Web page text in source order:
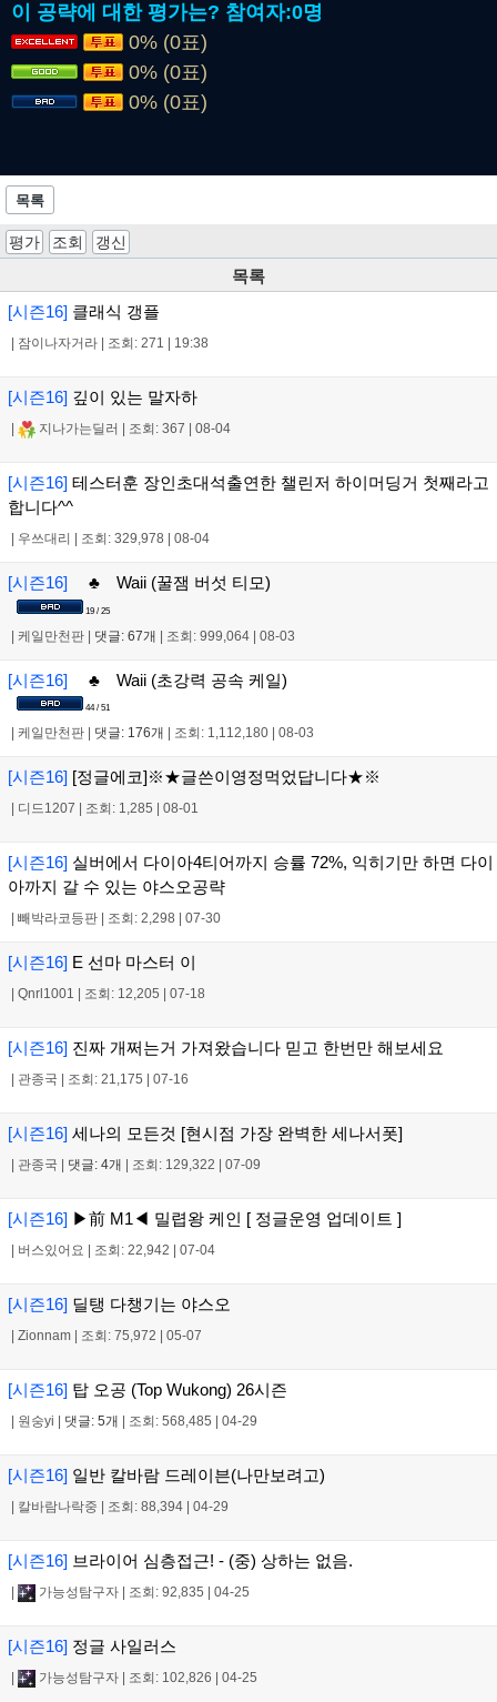
이 공략에 대한 평가는? 참여자:0명
0% (0표)
0% (0표)
0% (0표)
목록
평가 조회 갱신
목록
[시즌16] 클래식 갱플
잠이나자거라 조회: 271 19:38
[시즌16] 깊이 있는 말자하
지나가는딜러 조회: 367 08-04
[시즌16] 테스터훈 장인초대석출연한 챌린저 하이머딩거 첫째라고
합니다^^
우쓰대리 조회: 329,978 08-04
[시즌16] ♣ Waii (꿀잼 버섯 티모)
19 / 25
| 케일만천판 | 댓글: 67개 | 조회: 999,064 | 08-03
[시즌16] ♣ Waii (초강력 공속 케일)
44 / 51
케일만천판 댓글: 176개 조회: 1,112,180 08-03
[시즌16] [정글에코]※★글쓴이영정먹었답니다★※
디드1207 조회: 1,285 08-01
[시즌16] 실버에서 다이아4티어까지 승률 72%, 익히기만 하면 다이
아까지 갈 수 있는 야스오공략
빼박라코등판 조회: 2,298 07-30
[시즌16] E 선마 마스터 이
Qnrl1001 조회: 12,205 07-18
[시즌16] 진짜 개쩌는거 가져왔습니다 믿고 한번만 해보세요
관종국 조회: 21,175 07-16
[시즌16] 세나의 모든것 [현시점 가장 완벽한 세나서폿]
관종국 댓글: 4개 조회: 129,322 07-09
[시즌16] ▶前 M1◀ 밀렵왕 케인 [ 정글운영 업데이트 ]
버스있어요 조회: 22,942 07-04
[시즌16] 딜탱 다챙기는 야스오
Zionnam 조회: 75,972 05-07
[시즌16] 탑 오공 (Top Wukong) 26시즌
원숭yi 댓글: 5개 조회: 568,485 04-29
[시즌16] 일반 칼바람 드레이븐(나만보려고)
칼바람나락중 조회: 88,394 04-29
[시즌16] 브라이어 심층접근! - (중) 상하는 없음.
가능성탐구자 조회: 92,835 04-25
[시즌16] 정글 사일러스
가능성탐구자 조회: 102,826 04-25